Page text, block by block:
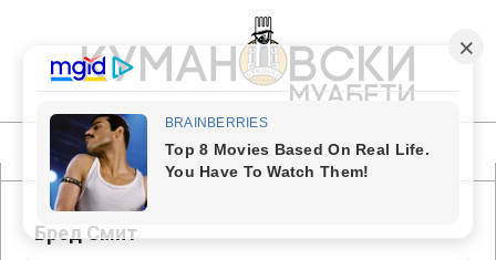
content
КУМАНОВСКИ
МУАБЕТИ
Primary
Navigation
MenuБред Смит